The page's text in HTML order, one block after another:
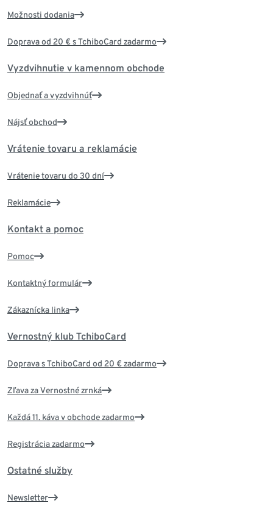
Možnosti dodania
Doprava od 20 € s TchiboCard zadarmo
Vyzdvihnutie v kamennom obchode
Objednať a vyzdvihnúť
Nájsť obchod
Vrátenie tovaru a reklamácie
Vrátenie tovaru do 30 dní
Reklamácie
Kontakt a pomoc
Pomoc
Kontaktný formulár
Zákaznícka linka
Vernostný klub TchiboCard
Doprava s TchiboCard od 20 € zadarmo
Zľava za Vernostné zrnká
Každá 11. káva v obchode zadarmo
Registrácia zadarmo
Ostatné služby
Newsletter